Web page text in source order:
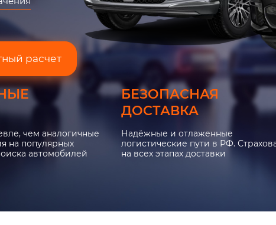
расчет
чем аналогичные
на популярных
автомобилей
БЕЗОПАСНАЯ
ДОСТАВКА
Надёжные и отлаженные
логистические пути в РФ.
на всех этапах доставки